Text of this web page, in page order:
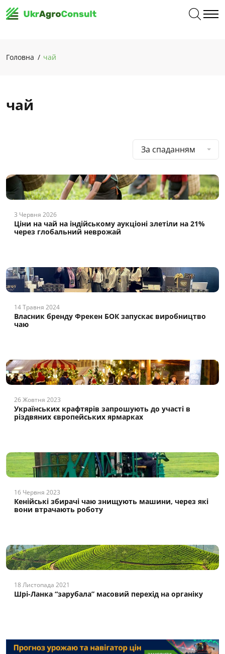
Головна чай
чай
За спаданням
3 Червня 2026
Ціни на чай на індійському аукціоні злетіли на 21%
через глобальний неврожай
14 Травня 2024
Власник бренду Фрекен БОК запускає виробництво
чаю
26 Жовтня 2023
Українських крафтярів запрошують до участі в
різдвяних європейських ярмарках
16 Червня 2023
Кенійські збирачі чаю знищують машини, через які
вони втрачають роботу
18 Листопада 2021
Шрі-Ланка “зарубала” масовий перехід на органіку